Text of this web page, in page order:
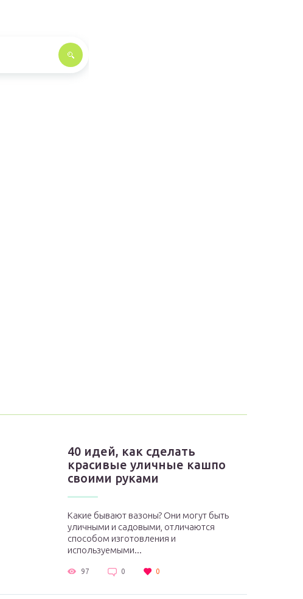
40 идей, как сделать
красивые уличные кашпо
своими руками
Какие бывают вазоны? Они могут быть
уличными и садовыми, отличаются
способом изготовления и
используемыми...
97 0 0